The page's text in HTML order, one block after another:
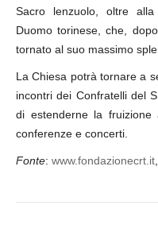
Sacro lenzuolo, oltre
Duomo torinese, che,
tornato al suo massimo
La Chiesa potrà tornare a
incontri dei Confratelli del
di estenderne la fruizione
conferenze e concerti.
Fonte: www.fondazionecrt.it